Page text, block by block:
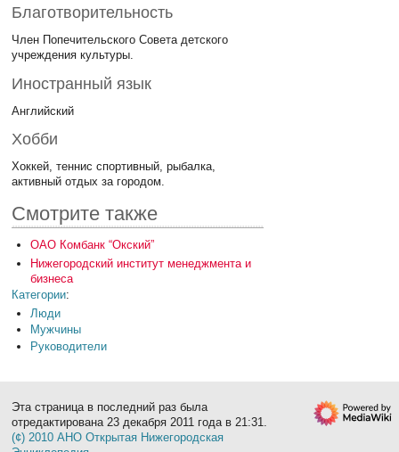
Благотворительность
Член Попечительского Совета детского
учреждения культуры.
Иностранный язык
Английский
Хобби
Хоккей, теннис спортивный, рыбалка,
активный отдых за городом.
Смотрите также
ОАО Комбанк “Окский”
Нижегородский институт менеджмента и
бизнеса
Категории:
Люди
Мужчины
Руководители
Эта страница в последний раз была
отредактирована 23 декабря 2011 года в 21:31.
(¢) 2010 АНО Открытая Нижегородская